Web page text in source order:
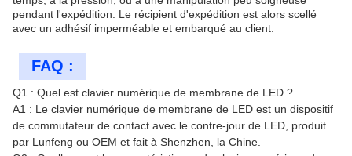
pendant l'expédition. Le récipient d'expédition est alors scellé
avec un adhésif imperméable et embarqué au client.
FAQ :
Q1 : Quel est clavier numérique de membrane de LED ?
A1 : Le clavier numérique de membrane de LED est un dispositif
de commutateur de contact avec le contre-jour de LED, produit
par Lunfeng ou OEM et fait à Shenzhen, la Chine.